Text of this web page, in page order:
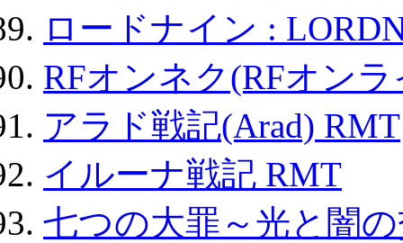
ロードナイン :
RFオンネク(RFオン
アラド戦記(Arad) RMT
イルーナ戦記 RMT
七つの大罪～光と闇